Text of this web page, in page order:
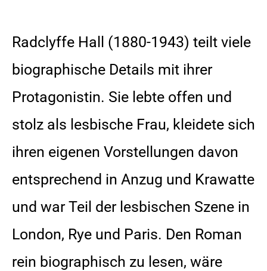
Radclyffe Hall (1880-1943) teilt viele
biographische Details mit ihrer
Protagonistin. Sie lebte offen und
stolz als lesbische Frau, kleidete sich
ihren eigenen Vorstellungen davon
entsprechend in Anzug und Krawatte
und war Teil der lesbischen Szene in
London, Rye und Paris. Den Roman
rein biographisch zu lesen, wäre